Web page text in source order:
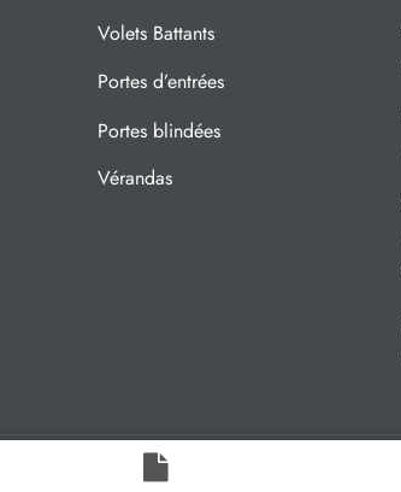
Volets Battants
Portes d’entrées
Portes blindées
Vérandas